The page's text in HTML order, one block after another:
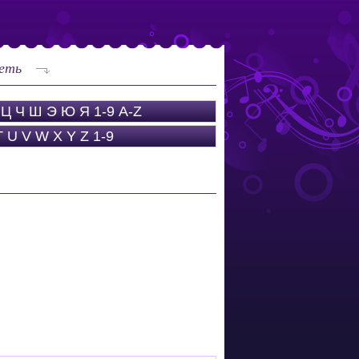
Ц Ч Ш Э Ю Я 1-9 A-Z
U V W X Y Z 1-9